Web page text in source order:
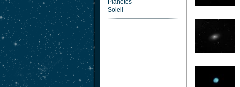
Planètes
Soleil